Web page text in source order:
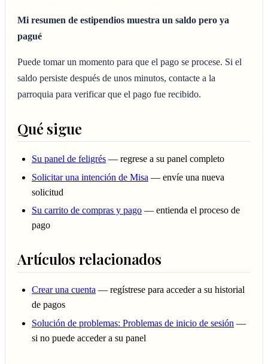
Mi resumen de estipendios muestra un saldo pero ya
pagué
Puede tomar un momento para que el pago se procese. Si el
saldo persiste después de unos minutos, contacte a la
parroquia para verificar que el pago fue recibido.
Qué sigue
Su panel de feligrés — regrese a su panel completo
Solicitar una intención de Misa — envíe una nueva
solicitud
Su carrito de compras y pago — entienda el proceso de
pago
Artículos relacionados
Crear una cuenta — regístrese para acceder a su historial
de pagos
Solución de problemas: Problemas de inicio de sesión —
si no puede acceder a su panel